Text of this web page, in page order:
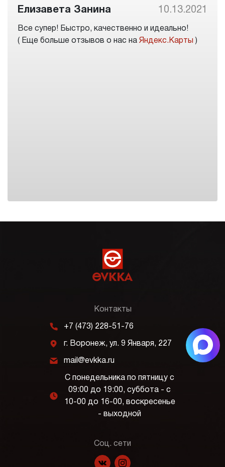
Елизавета Занина 10.13.2021
Все супер! Быстро, качественно и идеально!
( Еще больше отзывов о нас на Яндекс.Карты )
Контакты
m +7 (473) 228-51-76
j г. Воронеж, ул. 9 Января, 227
k mail@evkka.ru
l
С понедельника по пятницу с
09:00 до 19:00, суббота - с
10-00 до 16-00, воскресенье
- выходной
Соц. сети
f p